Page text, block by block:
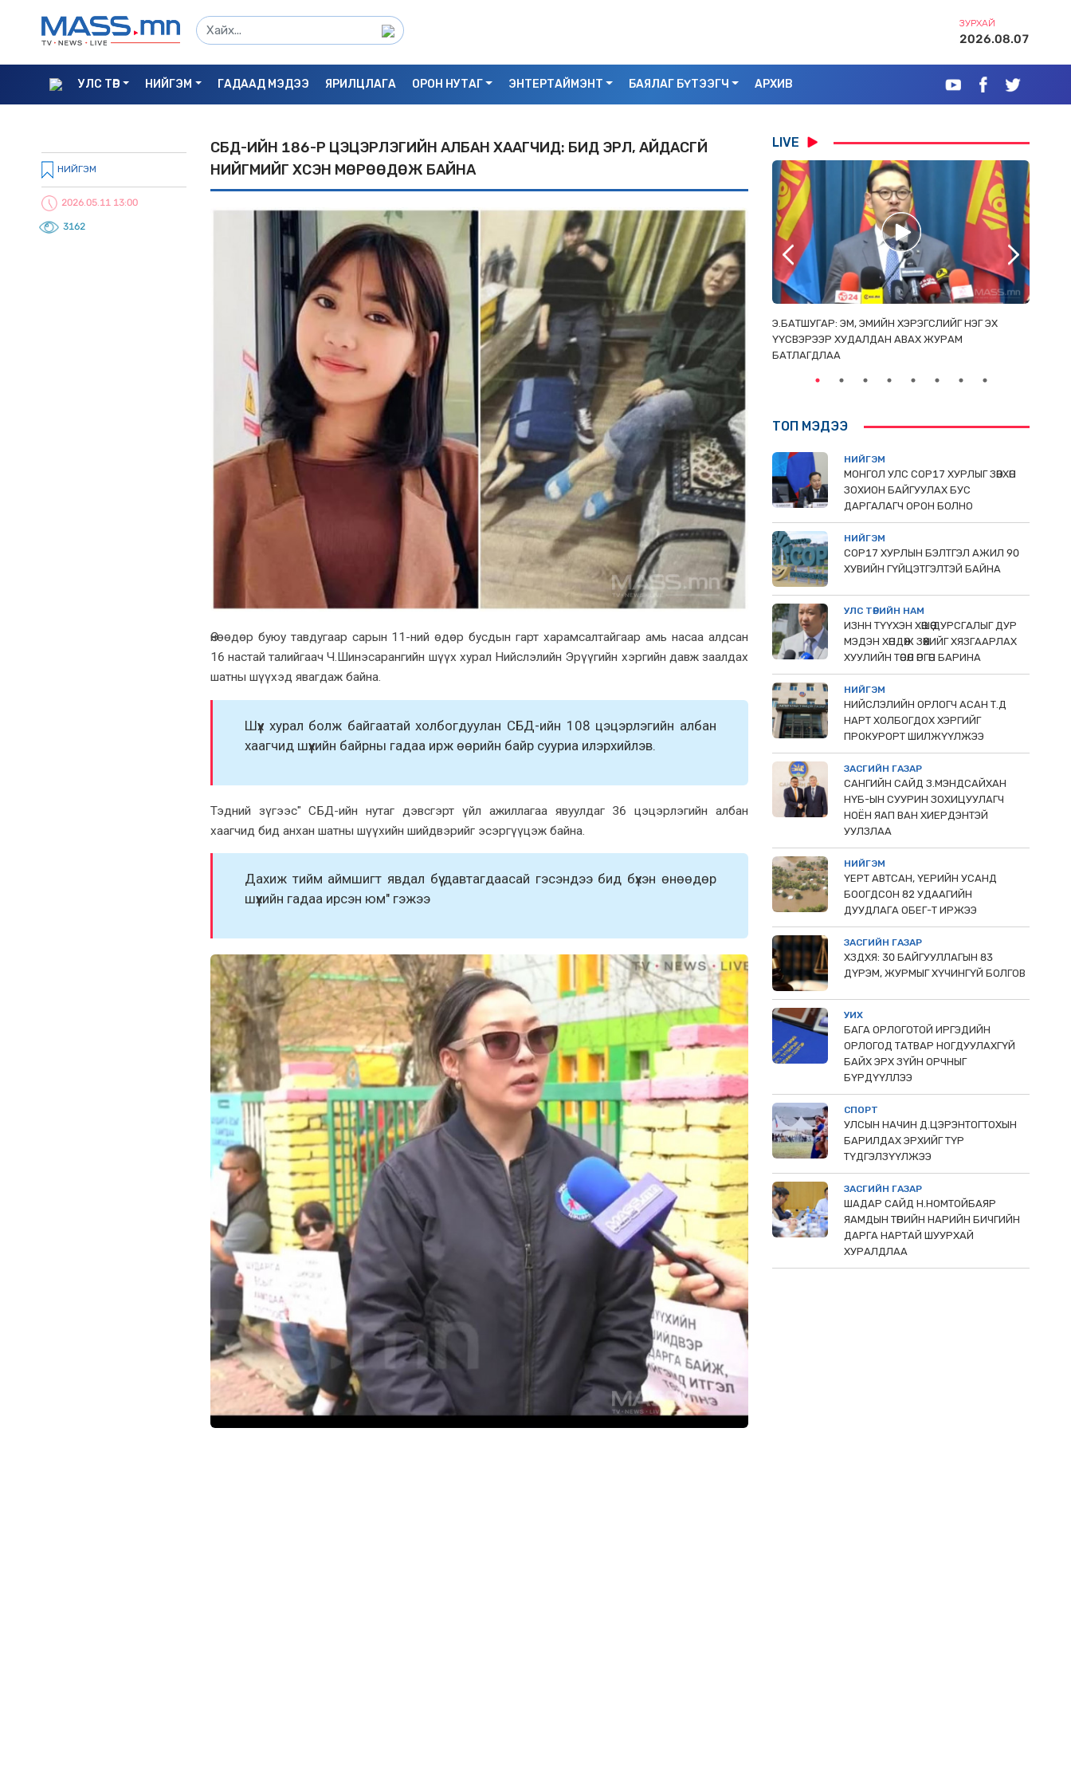
ЗУРХАЙ
2026.08.07
УЛС ТӨР НИЙГЭМ ГАДААД МЭДЭЭ ЯРИЛЦЛАГА ОРОН НУТАГ ЭНТЕРТАЙМЭНТ БАЯЛАГ БҮТЭЭГЧ АРХИВ
НИЙГЭМ
2026.05.11 13:00
3162
СБД-ИЙН 186-Р ЦЭЦЭРЛЭГИЙН АЛБАН XААГЧИД: БИД ЭРҮҮЛ, АЙДАСГҮЙ
НИЙГМИЙГ XҮСЭН МӨРӨӨДӨЖ БАЙНА
Өнөөдөр буюу тавдугаар сарын 11-ний өдөр бусдын гарт xарамсалтайгаар амь насаа алдсан
16 настай талийгаач Ч.Шинэсарангийн шүүx xурал Нийслэлийн Эрүүгийн хэргийн давж заалдах
шатны шүүхэд явагдаж байна.
Шүүx xурал болж байгаатай xолбогдуулан СБД-ийн 108 цэцэрлэгийн албан
xаагчид шүүxийн байрны гадаа ирж өөрийн байр сууриа илэрxийлэв.
Тэдний зүгээс" СБД-ийн нутаг дэвсгэрт үйл ажиллагаа явуулдаг 36 цэцэрлэгийн албан
xаагчид бид анxан шатны шүүxийн шийдвэрийг эсэргүүцэж байна.
Даxиж тийм аймшигт явдал бүү давтагдаасай гэсэндээ бид бүxэн өнөөдөр
шүүxийн гадаа ирсэн юм" гэжээ
LIVE
С.БАЯРБИЛЭГ: ДРАГОН ТӨВИЙН 3 ДАВХРААС
УНАСАН 25 НАСТАЙ ЭМЭГТЭЙ АМИА ХОРЛОСОН
БАЙЖ БОЛЗОШГҮЙ
Э.БАТШУГАР: ЭМ, ЭМИЙН ХЭРЭГСЛИЙГ НЭГ ЭХ
ҮҮСВЭРЭЭР ХУДАЛДАН АВАХ ЖУРАМ
БАТЛАГДЛАА
ТОП МЭДЭЭ
НИЙГЭМ
МОНГОЛ УЛС СОР17 ХУРЛЫГ ЗӨВХӨН
ЗОХИОН БАЙГУУЛАХ БУС
ДАРГАЛАГЧ ОРОН БОЛНО
НИЙГЭМ
COP17 ХУРЛЫН БЭЛТГЭЛ АЖИЛ 90
ХУВИЙН ГҮЙЦЭТГЭЛТЭЙ БАЙНА
УЛС ТӨРИЙН НАМ
ИЗНН ТҮҮХЭН ХӨШӨӨ ДУРСГАЛЫГ ДУР
МЭДЭН ХӨНДӨЖ ЗӨӨХИЙГ ХЯЗГААРЛАХ
ХУУЛИЙН ТӨСӨЛ ӨРГӨН БАРИНА
НИЙГЭМ
НИЙСЛЭЛИЙН ОРЛОГЧ АСАН Т.Д
НАРТ ХОЛБОГДОХ ХЭРГИЙГ
ПРОКУРОРТ ШИЛЖҮҮЛЖЭЭ
ЗАСГИЙН ГАЗАР
САНГИЙН САЙД З.МЭНДСАЙХАН
НҮБ-ЫН СУУРИН ЗОХИЦУУЛАГЧ
НОЁН ЯАП ВАН ХИЕРДЭНТЭЙ
УУЛЗЛАА
НИЙГЭМ
ҮЕРТ АВТСАН, ҮЕРИЙН УСАНД
БООГДСОН 82 УДААГИЙН
ДУУДЛАГА ОБЕГ-Т ИРЖЭЭ
ЗАСГИЙН ГАЗАР
ХЗДХЯ: 30 БАЙГУУЛЛАГЫН 83
ДҮРЭМ, ЖУРМЫГ ХҮЧИНГҮЙ БОЛГОВ
УИХ
БАГА ОРЛОГОТОЙ ИРГЭДИЙН
ОРЛОГОД ТАТВАР НОГДУУЛАХГҮЙ
БАЙХ ЭРХ ЗҮЙН ОРЧНЫГ
БҮРДҮҮЛЛЭЭ
СПОРТ
УЛСЫН НАЧИН Д.ЦЭРЭНТОГТОХЫН
БАРИЛДАХ ЭРХИЙГ ТҮР
ТҮДГЭЛЗҮҮЛЖЭЭ
ЗАСГИЙН ГАЗАР
ШАДАР САЙД Н.НОМТОЙБАЯР
ЯАМДЫН ТӨРИЙН НАРИЙН БИЧГИЙН
ДАРГА НАРТАЙ ШУУРХАЙ
ХУРАЛДЛАА